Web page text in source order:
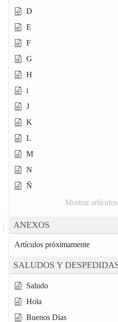
D
E
F
G
H
i
J
K
L
M
N
Ñ
Mostrar
ANEXOS
Artículos próximamente
SALUDOS Y
Saludo
Hola
Buenos Días